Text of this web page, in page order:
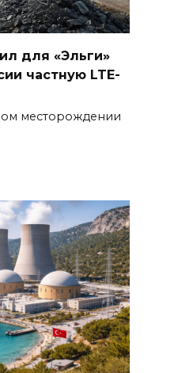
для «Эльги»
частную LTE-
месторождении